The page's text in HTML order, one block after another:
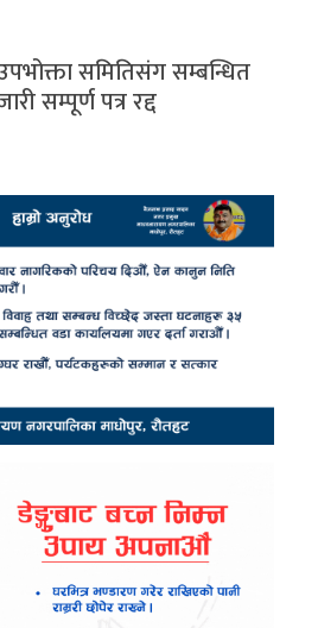
समितिसंग सम्बन्धित
सम्पूर्ण पत्र रद्द